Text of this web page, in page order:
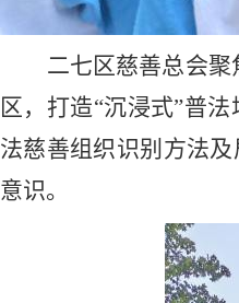
二七区慈善总会
区，打造“沉浸式”普
法慈善组织识别方法
意识。